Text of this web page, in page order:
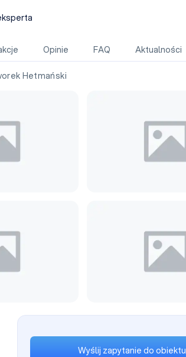
Opinie FAQ Aktualności
Hetmański
Wyślij zapytanie do obiektu